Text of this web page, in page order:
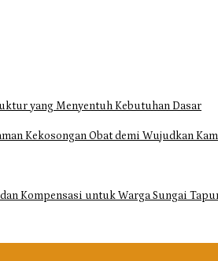
yang Menyentuh Kebutuhan Dasar
Kekosongan Obat demi Wujudkan
Kompensasi untuk Warga Sungai